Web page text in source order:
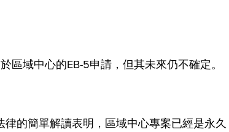
域中心的EB-5申請，但其未來仍不確定。
的簡單解讀表明，區域中心專案已經是永久